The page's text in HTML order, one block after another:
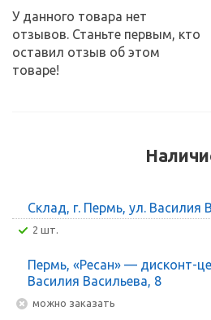
У данного товара нет
отзывов. Станьте первым, кто
оставил отзыв об этом
товаре!
Склад, г. Пермь, ул. Василия
2 шт.
Пермь, «Ресан» — дисконт-
Василия Васильева, 8
Можно заказать